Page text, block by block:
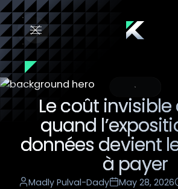
Insight
Le coût invisible
quand
données devient
à payer
Madly Pulval-Dady May 28, 2026